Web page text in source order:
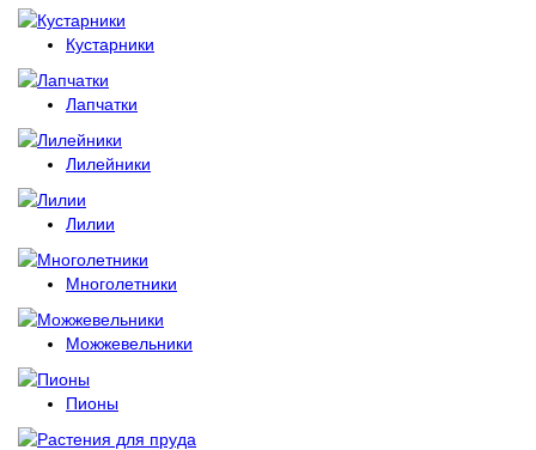
Кустарники
Лапчатки
Лилейники
Лилии
Многолетники
Можжевельники
Пионы